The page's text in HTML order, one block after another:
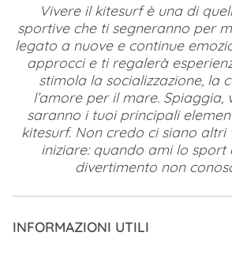
Vivere il kitesurf è una di
sportive che ti segneranno per
legato a nuove e continue
approcci e ti regalerà
stimola la socializzazione, la
l’amore per il mare. Spiaggia,
saranno i tuoi principali
kitesurf. Non credo ci siano
iniziare: quando ami lo sport
divertimento non
INFORMAZIONI UTILI